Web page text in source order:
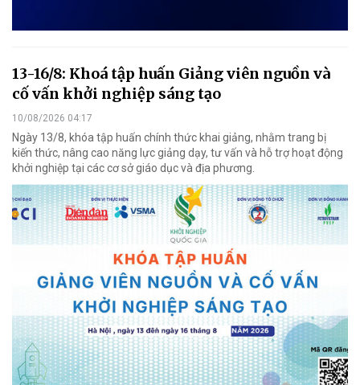
13-16/8: Khoá tập huấn Giảng viên nguồn và
cố vấn khởi nghiệp sáng tạo
10/08/2026 04:17
Ngày 13/8, khóa tập huấn chính thức khai giảng, nhằm trang bị
kiến thức, nâng cao năng lực giảng dạy, tư vấn và hỗ trợ hoạt động
khởi nghiệp tại các cơ sở giáo dục và địa phương.